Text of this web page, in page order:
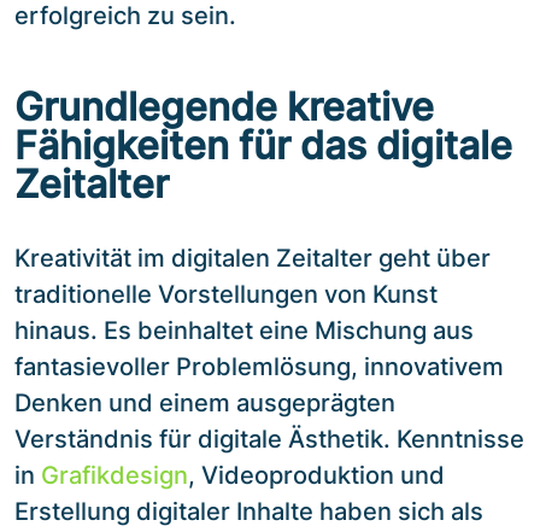
erfolgreich zu sein.
Grundlegende kreative
Fähigkeiten für das digitale
Zeitalter
Kreativität im digitalen Zeitalter geht über
traditionelle Vorstellungen von Kunst
hinaus. Es beinhaltet eine Mischung aus
fantasievoller Problemlösung, innovativem
Denken und einem ausgeprägten
Verständnis für digitale Ästhetik. Kenntnisse
in Grafikdesign, Videoproduktion und
Erstellung digitaler Inhalte haben sich als